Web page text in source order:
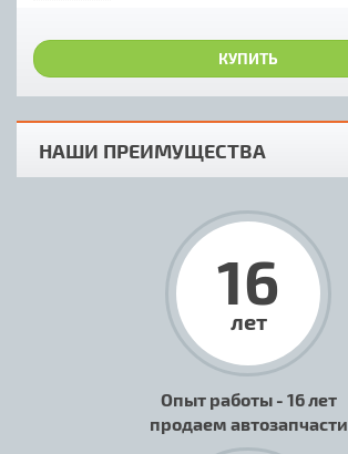
КУПИТЬ
НАШИ ПРЕИМУЩЕСТВА
16
лет
Опыт работы - 16 лет
продаем автозапчасти